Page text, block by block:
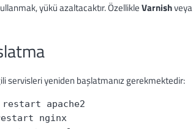
yükü azaltacaktır. ÖzellikleVarnishveya
servisleri yeniden başlatmanız gerekmektedir:
apache2
nginx